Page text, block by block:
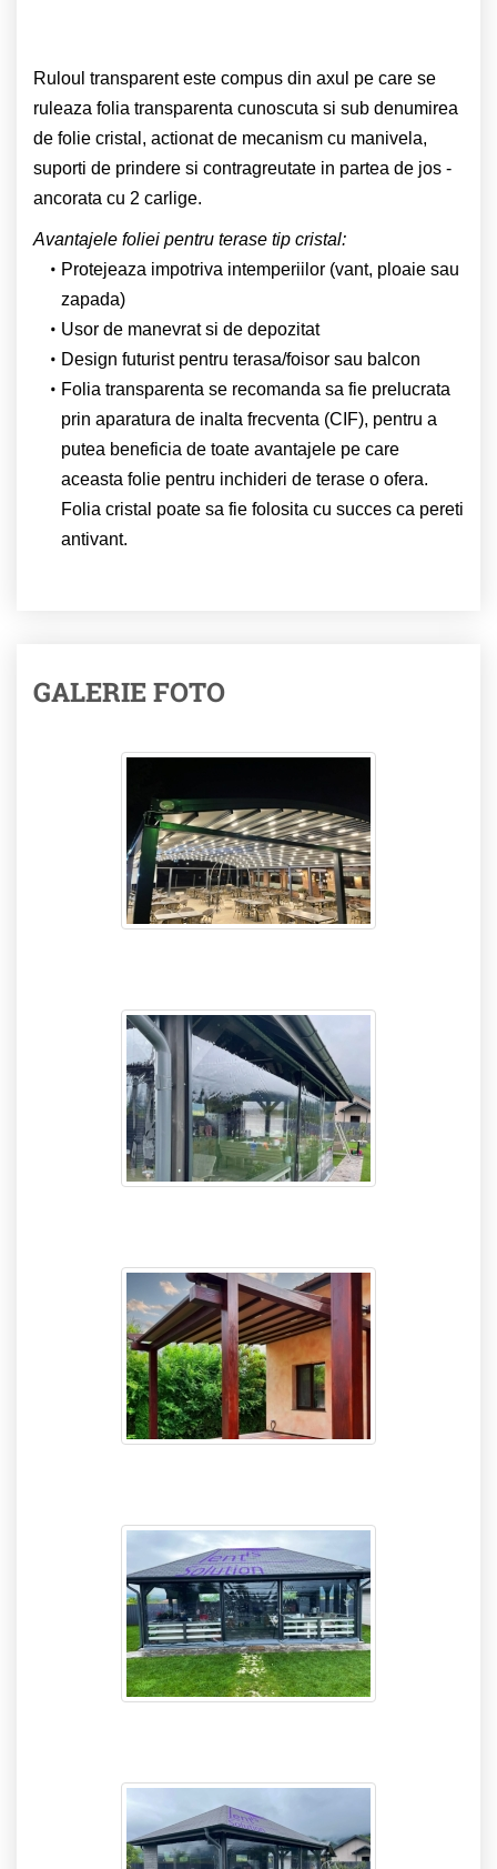
Ruloul transparent este compus din axul pe care se
ruleaza folia transparenta cunoscuta si sub denumirea
de folie cristal, actionat de mecanism cu manivela,
suporti de prindere si contragreutate in partea de jos -
ancorata cu 2 carlige.
Avantajele foliei pentru terase tip cristal:
Protejeaza impotriva intemperiilor (vant, ploaie sau
zapada)
Usor de manevrat si de depozitat
Design futurist pentru terasa/foisor sau balcon
Folia transparenta se recomanda sa fie prelucrata
prin aparatura de inalta frecventa (CIF), pentru a
putea beneficia de toate avantajele pe care
aceasta folie pentru inchideri de terase o ofera.
Folia cristal poate sa fie folosita cu succes ca pereti
antivant.
GALERIE FOTO